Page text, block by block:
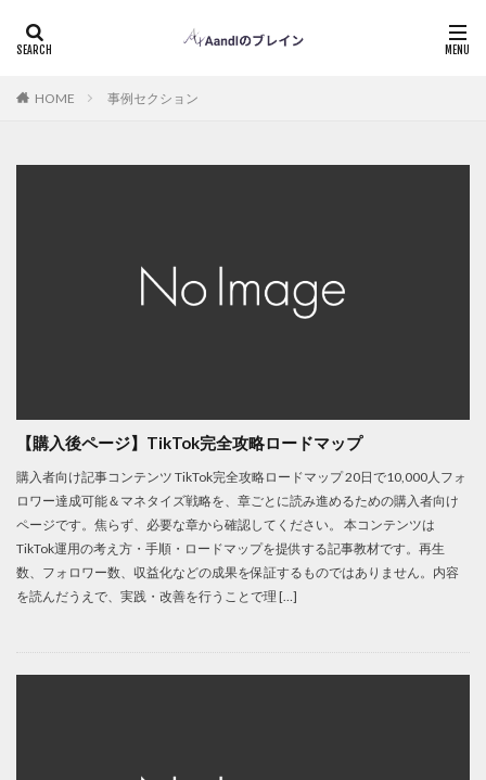
HOME 事例セクション
【購入後ページ】TikTok完全攻略ロードマップ
購入者向け記事コンテンツ TikTok完全攻略ロードマップ 20日で10,000人フォ
ロワー達成可能＆マネタイズ戦略を、章ごとに読み進めるための購入者向け
ページです。焦らず、必要な章から確認してください。 本コンテンツは
TikTok運用の考え方・手順・ロードマップを提供する記事教材です。再生
数、フォロワー数、収益化などの成果を保証するものではありません。内容
を読んだうえで、実践・改善を行うことで理 […]